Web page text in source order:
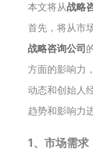
本文将从战略
首先，将从市
战略咨询公司
方面的影响力
动态和创始人
趋势和影响力
1、市场需求